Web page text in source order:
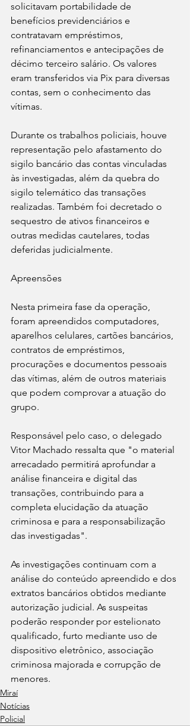
solicitavam portabilidade de
benefícios previdenciários e
contratavam empréstimos,
refinanciamentos e antecipações de
décimo terceiro salário. Os valores
eram transferidos via Pix para diversas
contas, sem o conhecimento das
vítimas.
Durante os trabalhos policiais, houve
representação pelo afastamento do
sigilo bancário das contas vinculadas
às investigadas, além da quebra do
sigilo telemático das transações
realizadas. Também foi decretado o
sequestro de ativos financeiros e
outras medidas cautelares, todas
deferidas judicialmente.
Apreensões
Nesta primeira fase da operação,
foram apreendidos computadores,
aparelhos celulares, cartões bancários,
contratos de empréstimos,
procurações e documentos pessoais
das vítimas, além de outros materiais
que podem comprovar a atuação do
grupo.
Responsável pelo caso, o delegado
Vitor Machado ressalta que "o material
arrecadado permitirá aprofundar a
análise financeira e digital das
transações, contribuindo para a
completa elucidação da atuação
criminosa e para a responsabilização
das investigadas".
As investigações continuam com a
análise do conteúdo apreendido e dos
extratos bancários obtidos mediante
autorização judicial. As suspeitas
poderão responder por estelionato
qualificado, furto mediante uso de
dispositivo eletrônico, associação
criminosa majorada e corrupção de
menores.
Miraí
Notícias
Policial